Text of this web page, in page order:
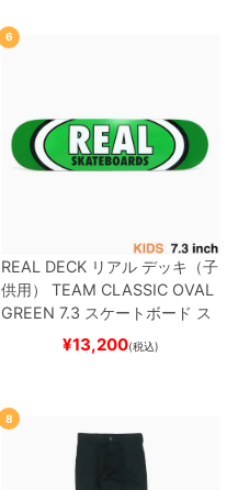
ー
6
REAL DECK リアル デッキ（子
供用）
TEAM CLASSIC OVAL
GREEN 7.3 スケートボード ス
¥13,200(税込)
8